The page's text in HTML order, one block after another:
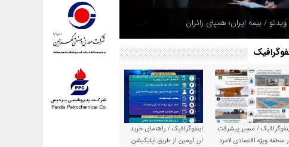
ویدئو / بیمه ایران؛ همپای زائران
/ مسیر پیشرفت
منطقه ویژه اقتصادی لامرد
اینفوگرافیک / راهنمای خرید
ارز اربعین از طریق اپلیکیشن